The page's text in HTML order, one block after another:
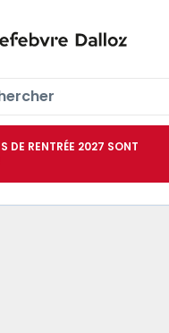
Vos métiers
DE RENTRÉE 2027 SONT